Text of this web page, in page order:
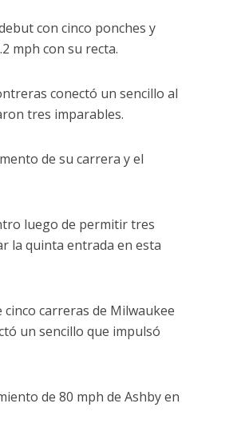
con cinco ponches y
mph con su recta.
conectó un sencillo al
tres imparables.
de su carrera y el
luego de permitir tres
la quinta entrada en esta
carreras de Milwaukee
un sencillo que impulsó
de 80 mph de Ashby en